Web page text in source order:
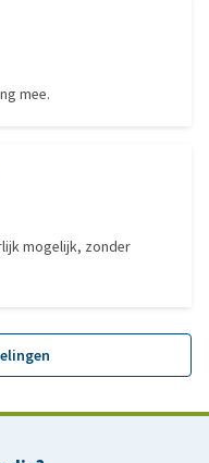
mee.
mogelijk, zonder